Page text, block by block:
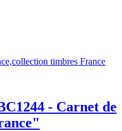
- Carnet de